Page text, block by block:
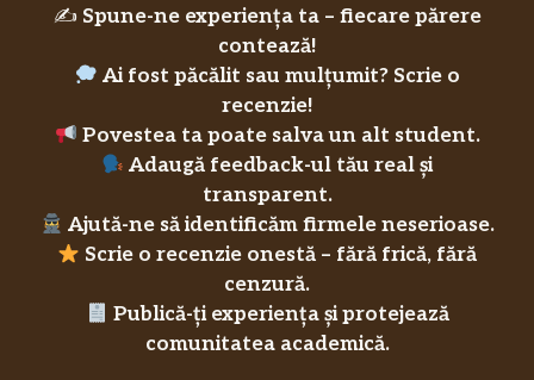
✍️ Spune-ne experiența ta – fiecare părere
contează!
Ai fost păcălit sau mulțumit? Scrie o
recenzie!
Povestea ta poate salva un alt student.
Adaugă feedback-ul tău real și
transparent.
Ajută-ne să identificăm firmele neserioase.
Scrie o recenzie onestă – fără frică, fără
cenzură.
Publică-ți experiența și protejează
comunitatea academică.